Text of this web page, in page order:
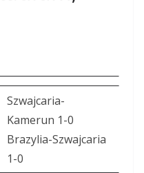
Szwajcaria-
Kamerun 1-0
Brazylia-Szwajcaria
1-0